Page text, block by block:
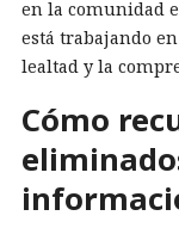
en la comunidad
está trabajando
lealtad y la
Cómo